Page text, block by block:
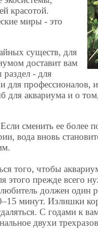
красотой.
миры - это
существ, для
доставит вам
- для
для профессионалов,
для аквариума и о
Если сменить ее более
вода вновь
того, чтобы
этого прежде всего
должен один
минут. Излишки
С годами к
двухи